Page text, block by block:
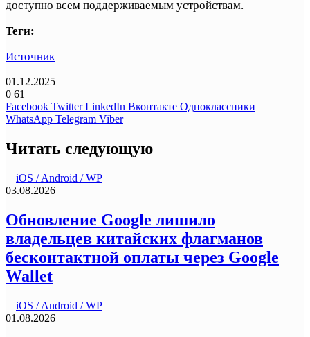
доступно всем поддерживаемым устройствам.
Теги:
Источник
01.12.2025
0 61
Facebook Twitter LinkedIn Вконтакте Одноклассники
WhatsApp Telegram Viber
Читать следующую
iOS / Android / WP
03.08.2026
Обновление Google лишило
владельцев китайских флагманов
бесконтактной оплаты через Google
Wallet
iOS / Android / WP
01.08.2026